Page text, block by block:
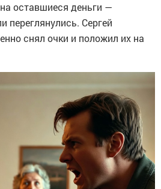
оставшиеся деньги —
переглянулись. Сергей
снял очки и положил их на